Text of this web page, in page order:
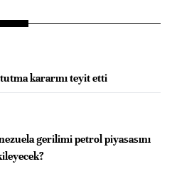
kararını teyit etti
gerilimi petrol piyasasını